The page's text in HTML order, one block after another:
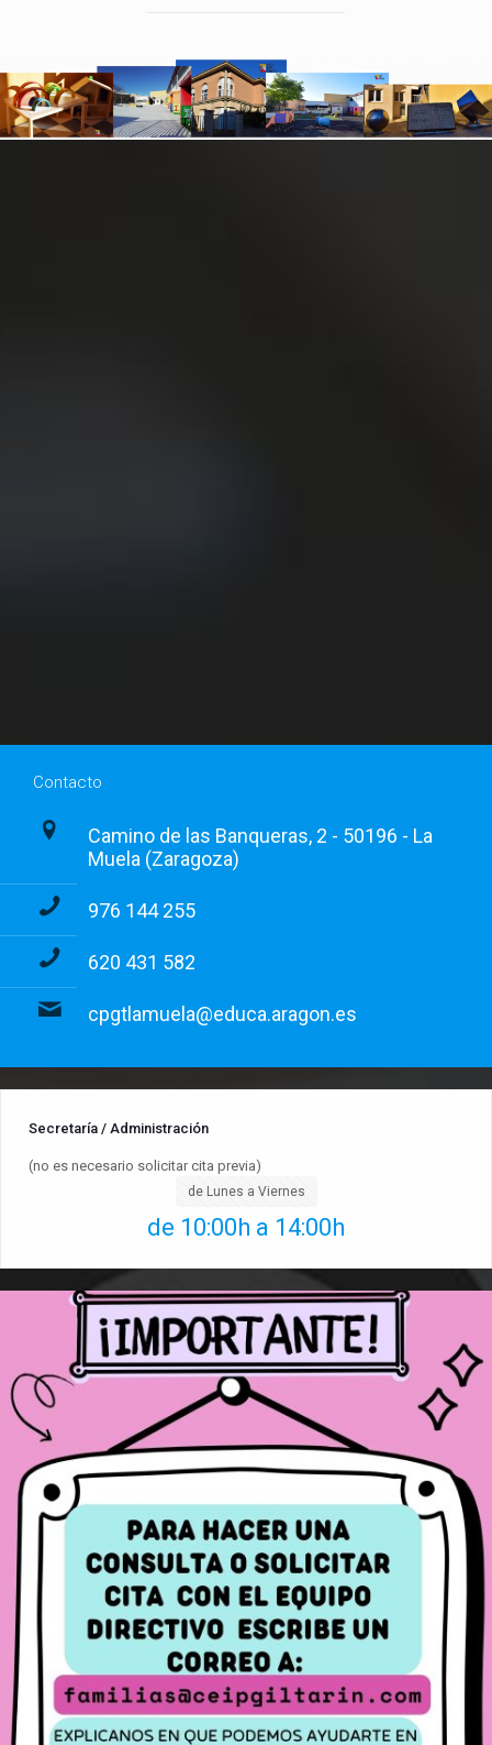
Contacto
Camino de las Banqueras, 2 - 50196 - La
Muela (Zaragoza)
976 144 255
620 431 582
cpgtlamuela@educa.aragon.es
Secretaría / Administración
(no es necesario solicitar cita previa)
de Lunes a Viernes
de 10:00h a 14:00h